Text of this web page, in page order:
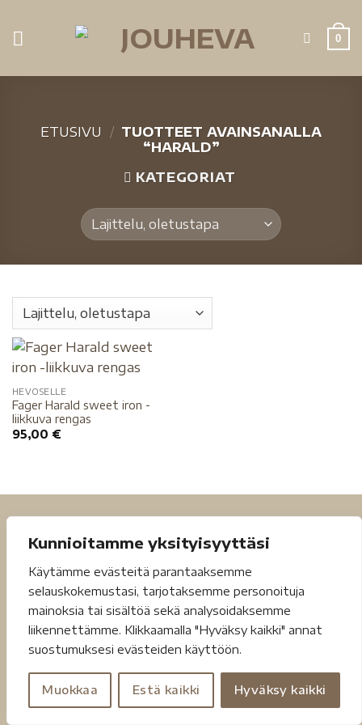
Kunnioitamme yksityisyyttäsi
Käytämme evästeitä parantaaksemme
selauskokemustasi, tarjotaksemme personoituja
mainoksia tai sisältöä sekä analysoidaksemme
liikennettämme. Klikkaamalla "Hyväksy kaikki" annat
suostumuksesi evästeiden käyttöön.
Muokkaa Estä kaikki Hyväksy kaikki
0
ETUSIVU / TUOTTEET AVAINSANALLA
“HARALD”
KATEGORIAT
HEVOSELLE
Fager Harald sweet iron -
liikkuva rengas
95,00 €
Tietosuojaseloste Toimitusehdot
Copyright 2026 ©Jouheva.net